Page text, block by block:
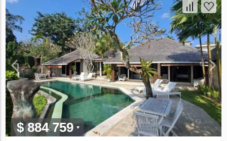
$ 884 759